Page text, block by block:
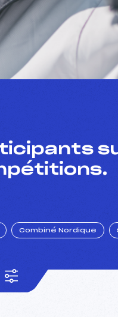
Combiné Nordique